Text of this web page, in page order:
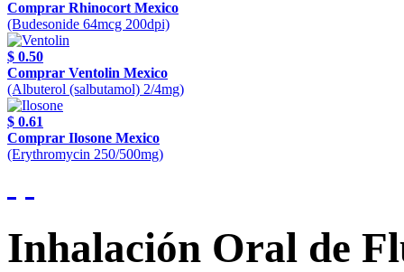
Comprar Rhinocort Mexico
(Budesonide 64mcg 200dpi)
$ 0.50
Comprar Ventolin Mexico
(Albuterol (salbutamol) 2/4mg)
$ 0.61
Comprar Ilosone Mexico
(Erythromycin 250/500mg)
Inhalación Oral de